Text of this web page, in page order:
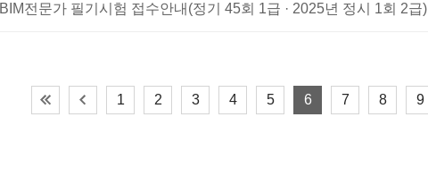
BIM전문가 필기시험 접수안내(정기 45회 1급 · 2025년 정시 1회 2급)
1 2 3 4 5 6 7 8 9